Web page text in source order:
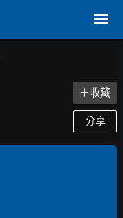
＋收藏
分享